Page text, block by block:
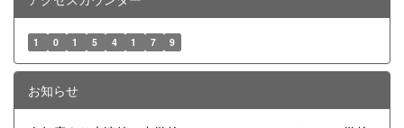
1 0 1 5 4 1 7 9
お知らせ